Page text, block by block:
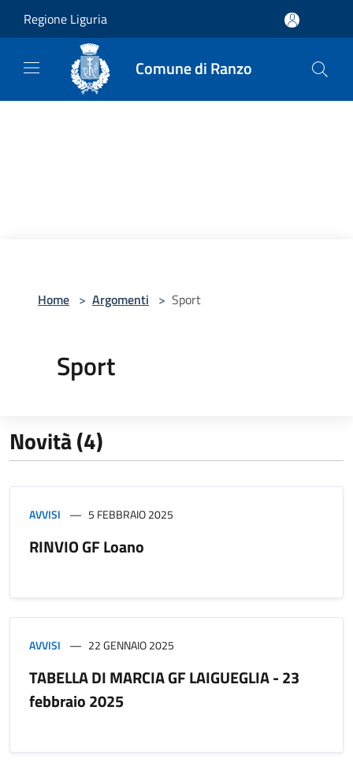
Regione Liguria
Comune di Ranzo
Home > Argomenti > Sport
Sport
Novità (4)
AVVISI 5 FEBBRAIO 2025
RINVIO GF Loano
AVVISI 22 GENNAIO 2025
TABELLA DI MARCIA GF LAIGUEGLIA - 23
febbraio 2025